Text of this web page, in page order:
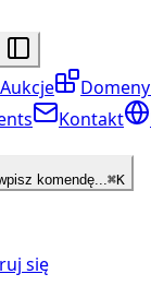
Aukcje
Kontakt
komendę...⌘K
się